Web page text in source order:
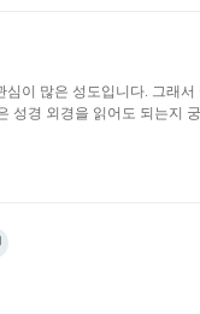
이 많은 성도입니다. 그래
성경 외경을 읽어도 되는지